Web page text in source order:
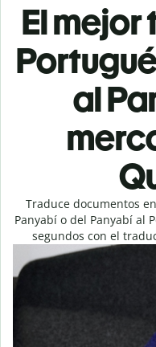
El
al
Traduce documentos
Panyabí o del Panyabí al
segundos con el